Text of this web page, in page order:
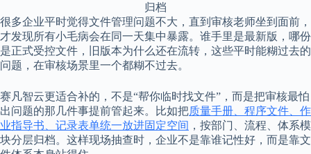
归档
很多企业平时觉得文件管理问题不大，直到审核老师坐到面前，
才发现所有小毛病会在同一天集中暴露。谁手里是最新版，哪份
是正式受控文件，旧版本为什么还在流转，这些平时能糊过去的
问题，在审核场景里一个都糊不过去。
赛凡智云更适合补的，不是“帮你临时找文件”，而是把审核最怕
出问题的那几件事提前管起来。比如把质量手册、程序文件、作
业指导书、记录表单统一放进固定空间 ，按部门、流程、体系模
块分层归档。这样现场抽查时，企业不是靠谁记性好，而是靠文